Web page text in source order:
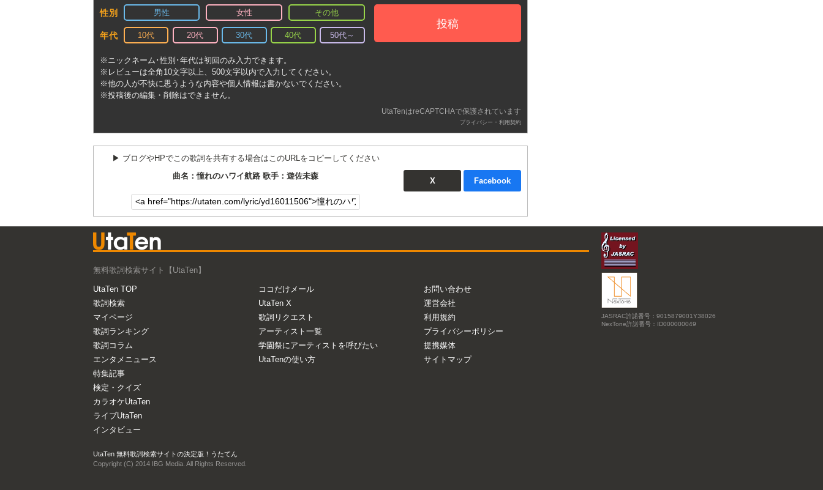
性別 男性 女性 その他
年代 10代 20代 30代 40代 50代～
投稿
※ニックネーム･性別･年代は初回のみ入力できます。
※レビューは全角10文字以上、500文字以内で入力してください。
※他の人が不快に思うような内容や個人情報は書かないでください。
※投稿後の編集・削除はできません。
UtaTenはreCAPTCHAで保護されています
プライバシー - 利用契約
▶︎ ブログやHPでこの歌詞を共有する場合はこのURLをコピーしてください
曲名：憧れのハワイ航路 歌手：遊佐未森
X Facebook
無料歌詞検索サイト【UtaTen】
UtaTen TOP
歌詞検索
マイページ
歌詞ランキング
歌詞コラム
エンタメニュース
特集記事
検定・クイズ
カラオケUtaTen
ライブUtaTen
インタビュー
ココだけメール
UtaTen X
歌詞リクエスト
アーティスト一覧
学園祭にアーティストを呼びたい
UtaTenの使い方
お問い合わせ
運営会社
利用規約
プライバシーポリシー
提携媒体
サイトマップ
UtaTen 無料歌詞検索サイトの決定版！うたてん
Copyright (C) 2014 IBG Media. All Rights Reserved.
JASRAC許諾番号：9015879001Y38026
NexTone許諾番号：ID000000049